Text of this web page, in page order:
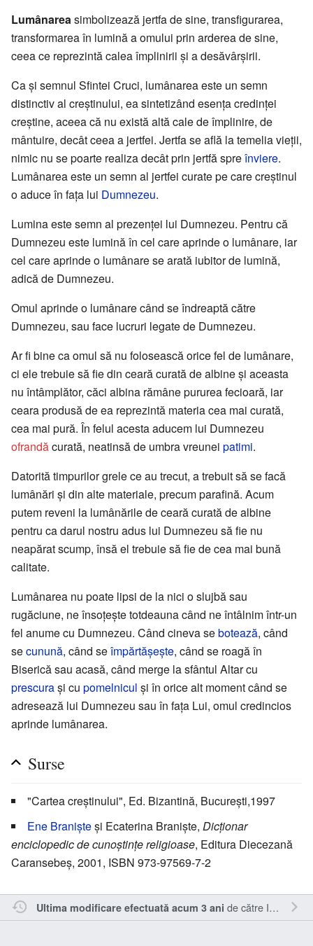
Lumânarea simbolizează jertfa de sine, transfigurarea,
transformarea în lumină a omului prin arderea de sine,
ceea ce reprezintă calea împlinirii și a desăvârșirii.
Ca și semnul Sfintei Cruci, lumânarea este un semn
distinctiv al creștinului, ea sintetizând esența credinței
creștine, aceea că nu există altă cale de împlinire, de
mântuire, decât ceea a jertfei. Jertfa se află la temelia vieții,
nimic nu se poarte realiza decât prin jertfă spreînviere.
Lumânarea este un semn al jertfei curate pe care creștinul
o aduce în fața lui Dumnezeu.
Lumina este semn al prezenței lui Dumnezeu. Pentru că
Dumnezeu este lumină în cel care aprinde o lumânare, iar
cel care aprinde o lumânare se arată iubitor de lumină,
adică de Dumnezeu.
Omul aprinde o lumânare când se îndreaptă către
Dumnezeu, sau face lucruri legate de Dumnezeu.
Ar fi bine ca omul să nu folosească orice fel de lumânare,
ci ele trebuie să fie din ceară curată de albine și aceasta
nu întâmplător, căci albina rămâne pururea fecioară, iar
ceara produsă de ea reprezintă materia cea mai curată,
cea mai pură. În felul acesta aducem lui Dumnezeu
ofrandăcurată, neatinsă de umbra vreunei patimi.
Datorită timpurilor grele ce au trecut, a trebuit să se facă
lumânări și din alte materiale, precum parafină. Acum
putem reveni la lumânările de ceară curată de albine
pentru ca darul nostru adus lui Dumnezeu să fie nu
neapărat scump, însă el trebuie să fie de cea mai bună
calitate.
Lumânarea nu poate lipsi de la nici o slujbă sau
rugăciune, ne însoțește totdeauna când ne întâlnim într-un
fel anume cu Dumnezeu. Când cineva sebotează, când
secunună, când seîmpărtășește, când se roagă în
Biserică sau acasă, când merge la sfântul Altar cu
prescurași cu pomelnicul și în orice alt moment când se
adresează lui Dumnezeu sau în fața Lui, omul credincios
aprinde lumânarea.
Surse
"Cartea creştinului", Ed. Bizantină, București,1997
Ene Branișteși Ecaterina Braniște, Dicționar
enciclopedic de cunoștințe religioase, Editura Diecezană
Caransebeș, 2001, ISBN 973-97569-7-2
Ultima modificare efectuată acum 3 ani de către Inistea .